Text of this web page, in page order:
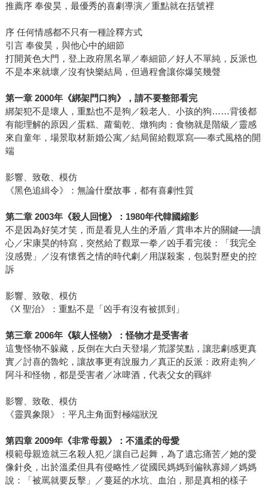
推薦序 奉俊昊，最優秀的喜劇導演／重點就在括號裡
序 任何情感都不只有一種詮釋方式
引言 奉俊昊，與他心中的細節
打開黃色大門，登上政府黑名單／奉細節／好人不單純，反派也
不是本來就壞／沒有快樂結局，但過程會讓你爆笑幾聲
第一章 2000年《綁架門口狗》，請不要整部看完
綁架犯不是壞人，重點也不是狗／殺老人、小孩的狗……背後都
有能理解的原因／蛋糕、蘿蔔乾、燉狗肉：食物就是階級／靈感
來自童年，場景取材新婚公寓／結局留給觀眾寫──奉式風格的開
端
影響、致敬、模仿
《黑色追緝令》：無論什麼故事，都有喜劇性質
第二章 2003年《殺人回憶》：1980年代韓國縮影
不是因為好笑才笑，而是看見人生的矛盾／貫串本片的關鍵──讀
心／宋康昊的特寫，突然給了觀眾一拳／凶手看完後：「我完全
沒感覺」／沒有懷舊之情的時代劇／用謀殺案，包裝對歷史的控
訴
影響、致敬、模仿
《X 聖治》：重點不是「凶手有沒有被抓到」
第三章 2006年《駭人怪物》：怪物才是受害者
這隻怪物不躲藏，反倒在大白天登場／荒謬笑點，讓悲劇感更真
實／討喜的魯蛇，讓故事更有說服力／真正的反派：政府走狗／
阿斗和怪物，都是受害者／冰啤酒，代表父女的羈絆
影響、致敬、模仿
《靈異象限》：平凡主角面對極端狀況
第四章 2009年《非常母親》：不溫柔的母愛
模範母親造就三名殺人犯／讓自己起舞，為了遺忘痛苦／她的愛
像針灸，出於溫柔但具有侵略性／從國民媽媽到偏執寡婦／媽媽
說：「被罵就要反擊」／蔓延的水坑、血泊，那是真相的樣子